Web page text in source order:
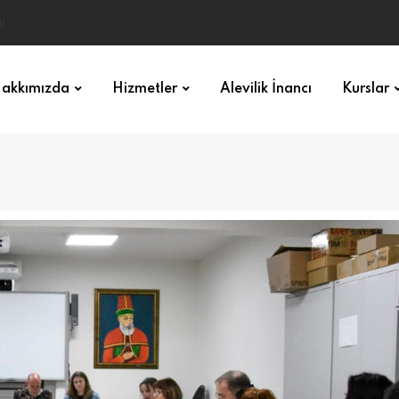
Hizmetler Alevilik İnancı Kurslar